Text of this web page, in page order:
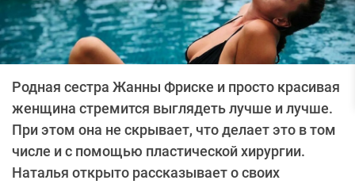
Родная сестра Жанны Фриске и просто красивая
женщина стремится выглядеть лучше и лучше.
При этом она не скрывает, что делает это в том
числе и с помощью пластической хирургии.
Наталья открыто рассказывает о своих